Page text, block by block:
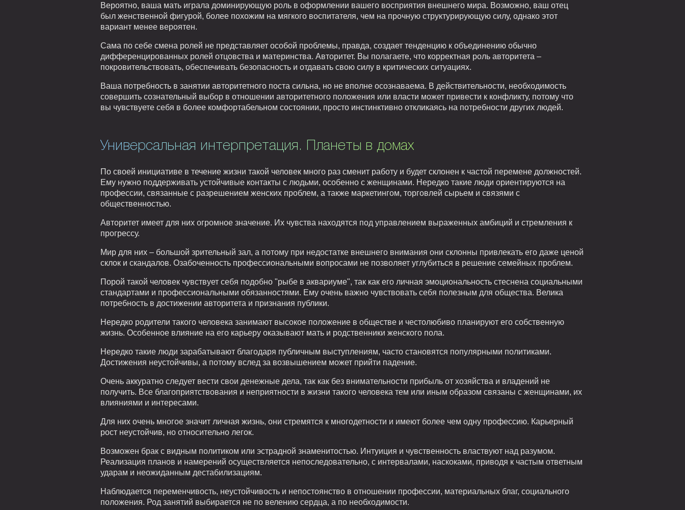
Вероятно, ваша мать играла доминирующую роль в оформлении вашего восприятия внешнего мира. Возможно, ваш отец
был женственной фигурой, более похожим на мягкого воспитателя, чем на прочную структурирующую силу, однако этот
вариант менее вероятен.
Сама по себе смена ролей не представляет особой проблемы, правда, создает тенденцию к объединению обычно
дифференцированных ролей отцовства и материнства. Авторитет. Вы полагаете, что корректная роль авторитета –
покровительствовать, обеспечивать безопасность и отдавать свою силу в критических ситуациях.
Ваша потребность в занятии авторитетного поста сильна, но не вполне осознаваема. В действительности, необходимость
совершить сознательный выбор в отношении авторитетного положения или власти может привести к конфликту, потому что
вы чувствуете себя в более комфортабельном состоянии, просто инстинктивно откликаясь на потребности других людей.
Универсальная интерпретация. Планеты в домах
По своей инициативе в течение жизни такой человек много раз сменит работу и будет склонен к частой перемене должностей.
Ему нужно поддерживать устойчивые контакты с людьми, особенно с женщинами. Нередко такие люди ориентируются на
профессии, связанные с разрешением женских проблем, а также маркетингом, торговлей сырьем и связями с
общественностью.
Авторитет имеет для них огромное значение. Их чувства находятся под управлением выраженных амбиций и стремления к
прогрессу.
Мир для них – большой зрительный зал, а потому при недостатке внешнего внимания они склонны привлекать его даже ценой
склок и скандалов. Озабоченность профессиональными вопросами не позволяет углубиться в решение семейных проблем.
Порой такой человек чувствует себя подобно "рыбе в аквариуме", так как его личная эмоциональность стеснена социальными
стандартами и профессиональными обязанностями. Ему очень важно чувствовать себя полезным для общества. Велика
потребность в достижении авторитета и признания публики.
Нередко родители такого человека занимают высокое положение в обществе и честолюбиво планируют его собственную
жизнь. Особенное влияние на его карьеру оказывают мать и родственники женского пола.
Нередко такие люди зарабатывают благодаря публичным выступлениям, часто становятся популярными политиками.
Достижения неустойчивы, а потому вслед за возвышением может прийти падение.
Очень аккуратно следует вести свои денежные дела, так как без внимательности прибыль от хозяйства и владений не
получить. Все благоприятствования и неприятности в жизни такого человека тем или иным образом связаны с женщинами, их
влияниями и интересами.
Для них очень многое значит личная жизнь, они стремятся к многодетности и имеют более чем одну профессию. Карьерный
рост неустойчив, но относительно легок.
Возможен брак с видным политиком или эстрадной знаменитостью. Интуиция и чувственность властвуют над разумом.
Реализация планов и намерений осуществляется непоследовательно, с интервалами, наскоками, приводя к частым ответным
ударам и неожиданным дестабилизациям.
Наблюдается переменчивость, неустойчивость и непостоянство в отношении профессии, материальных благ, социального
положения. Род занятий выбирается не по велению сердца, а по необходимости.